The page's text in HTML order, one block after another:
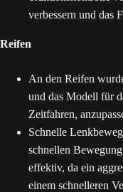
verbessern und das
Reifen
An den Reifen
und das Modell für
Zeitfahren,
Schnelle
schnellen
effektiv, da ein
einem schnelleren